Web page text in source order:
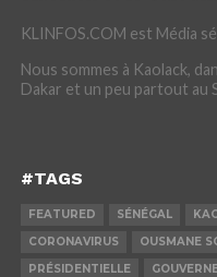
KLINFOS.COM est Média
Nous sommes à Kaolack,
Dakar et un peu partout au
#TAGS
FEATURED SÉNÉGAL
CORONAVIRUS
OUSMANE
PRÉSIDENTIELLE